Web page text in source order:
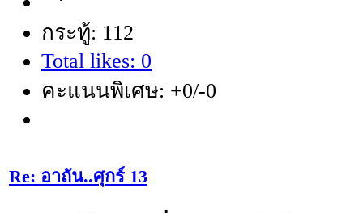
กระทู้: 112
Total likes: 0
คะแนนพิเศษ: +0/-0
Re: อาถัน..ศุกร์ 13